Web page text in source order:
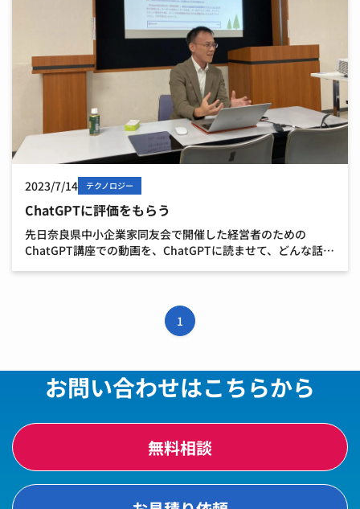
2023/7/14 テクノロジー
ChatGPTに評価をもらう
先日奈良県中小企業家同友会で開催した経営者のための
ChatGPT講座での動画を、ChatGPTに読ませて、どんな話し
1
お問い合わせはこちらから
無料相談